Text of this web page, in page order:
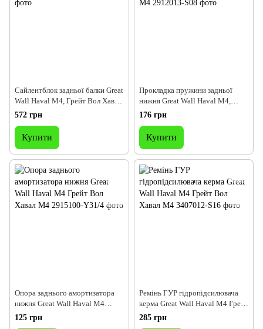
Сайлентблок задньої балки Great
Wall Haval M4, Грейт Вол Хавал
М4
572 грн
Купити
Прокладка пружини задньої
нижня Great Wall Haval M4,
Грейт Вол Хавав М4
176 грн
Купити
Опора заднього амортизатора
нижня Great Wall Haval M4
Грейт Вол Хавал М4
125 грн
Ремінь ГУР гідропідсилювача
керма Great Wall Haval M4 Грейт
Вол Хавал М4
285 грн